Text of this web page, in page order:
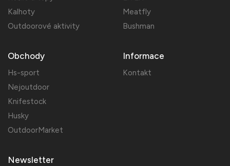
Kalhoty
Outdoorové aktivity
Meatfly
Bushman
Obchody
Hs-sport
Nejoutdoor
Knifestock
Husky
OutdoorMarket
Informace
Kontakt
Newsletter